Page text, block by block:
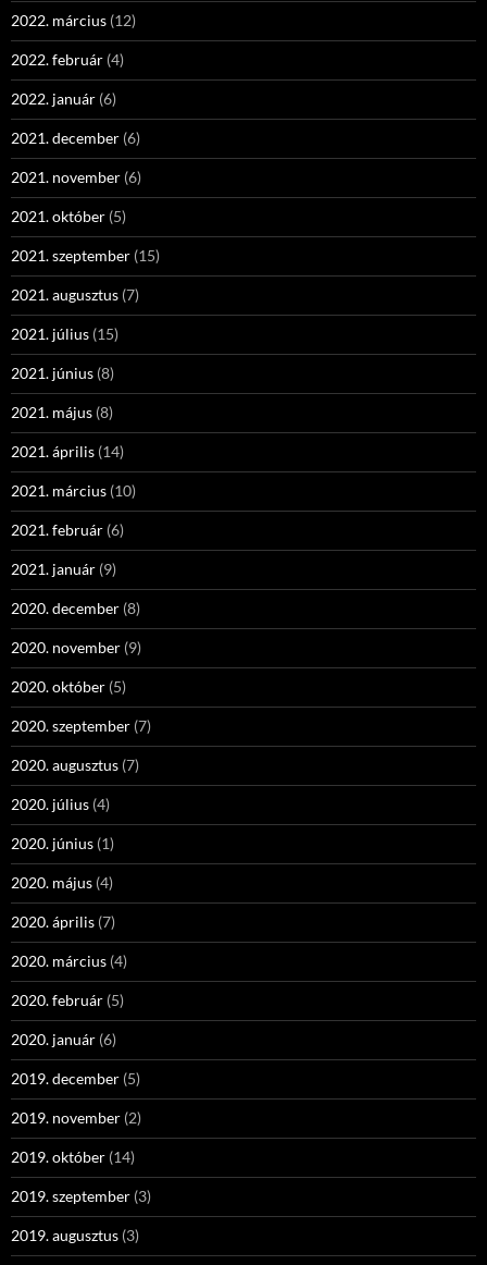
2022. március (12)
2022. február (4)
2022. január (6)
2021. december (6)
2021. november (6)
2021. október (5)
2021. szeptember (15)
2021. augusztus (7)
2021. július (15)
2021. június (8)
2021. május (8)
2021. április (14)
2021. március (10)
2021. február (6)
2021. január (9)
2020. december (8)
2020. november (9)
2020. október (5)
2020. szeptember (7)
2020. augusztus (7)
2020. július (4)
2020. június (1)
2020. május (4)
2020. április (7)
2020. március (4)
2020. február (5)
2020. január (6)
2019. december (5)
2019. november (2)
2019. október (14)
2019. szeptember (3)
2019. augusztus (3)